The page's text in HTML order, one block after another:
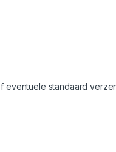
eventuele standaard